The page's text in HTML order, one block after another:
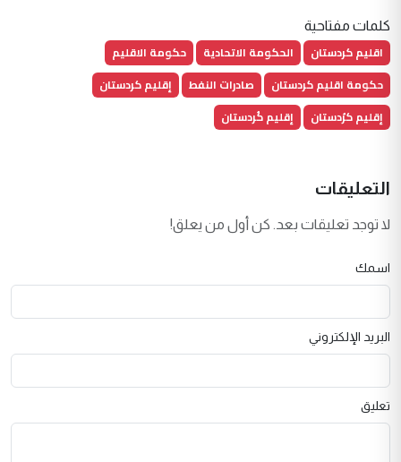
كلمات مفتاحية
اقليم كردستان الحكومة الاتحادية
حكومة الاقليم
حكومة اقليم كردستان
صادرات النفط
إقليم كردستان
إقليم كرُدستان
إقليم كُردستان
التعليقات
لا توجد تعليقات بعد. كن أول من يعلق!
اسمك
البريد الإلكتروني
تعليق